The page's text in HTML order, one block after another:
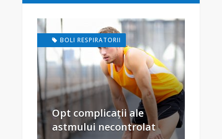
BOLI RESPIRATORII
Opt complicații ale
astmului necontrolat